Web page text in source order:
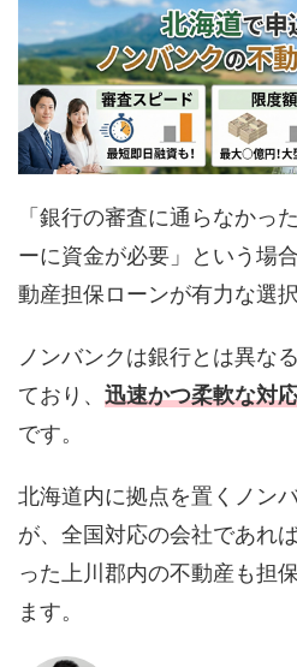
「銀行の審査に通らなかっ
ーに資金が必要」という場
動産担保ローンが有力な選
ノンバンクは銀行とは異な
ており、 迅速かつ柔軟な対
です。
北海道内に拠点を置くノン
が、全国対応の会社であれば
った上川郡内の不動産も担
ます。